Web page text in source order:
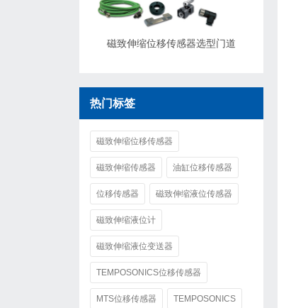
磁致伸缩位移传感器选型门道
热门标签
磁致伸缩位移传感器
磁致伸缩传感器 油缸位移传感器
位移传感器 磁致伸缩液位传感器
磁致伸缩液位计
磁致伸缩液位变送器
TEMPOSONICS位移传感器
MTS位移传感器 TEMPOSONICS